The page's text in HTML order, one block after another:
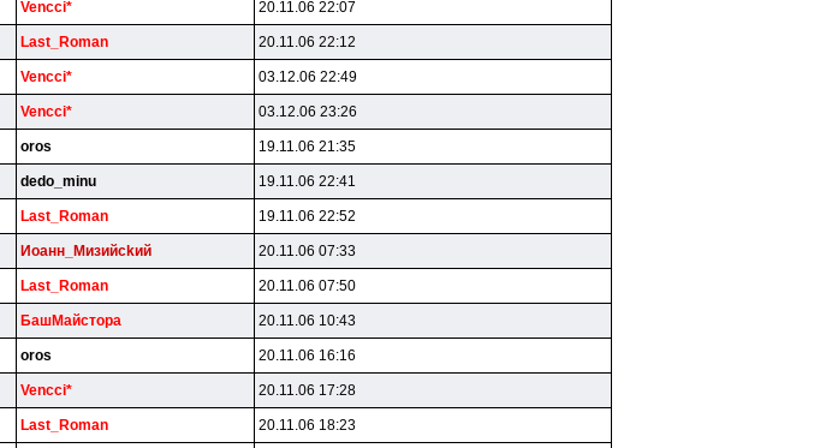
Vencci* 20.11.06 22:07
Last_Roman 20.11.06 22:12
Vencci* 03.12.06 22:49
Vencci* 03.12.06 23:26
oros 19.11.06 21:35
dedo_minu 19.11.06 22:41
Last_Roman 19.11.06 22:52
Иoaнн_Mизийckий 20.11.06 07:33
Last_Roman 20.11.06 07:50
БaшMaйcтopa 20.11.06 10:43
oros 20.11.06 16:16
Vencci* 20.11.06 17:28
Last_Roman 20.11.06 18:23